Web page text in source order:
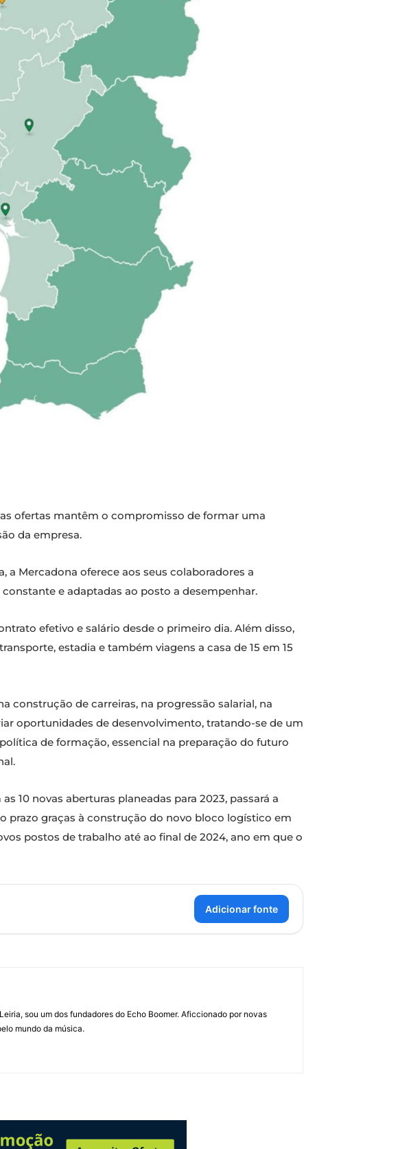
ofertas mantêm o compromisso de formar uma
da empresa.
a Mercadona oferece aos seus colaboradores a
e adaptadas ao posto a desempenhar.
efetivo e salário desde o primeiro dia. Além disso,
estadia e também viagens a casa de 15 em 15
construção de carreiras, na progressão salarial, na
oportunidades de desenvolvimento, tratando-se de um
de formação, essencial na preparação do futuro
10 novas aberturas planeadas para 2023, passará a
prazo graças à construção do novo bloco logístico em
postos de trabalho até ao final de 2024, ano em que o
Adicionar fonte
sou um dos fundadores do Echo Boomer. Aficcionado por novas
mundo da música.